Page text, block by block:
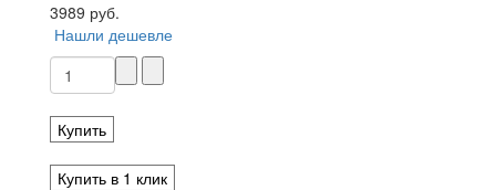
3989 руб.
Нашли дешевле
Купить
Купить в 1 клик